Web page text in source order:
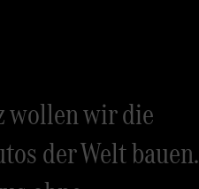
wollen wir die
der Welt bauen.